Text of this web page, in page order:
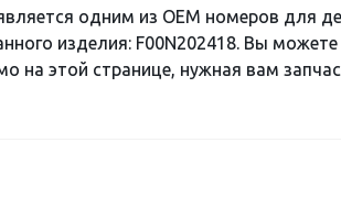
одним из OEM номеров для
изделия: F00N202418. Вы
на этой странице, нужная вам